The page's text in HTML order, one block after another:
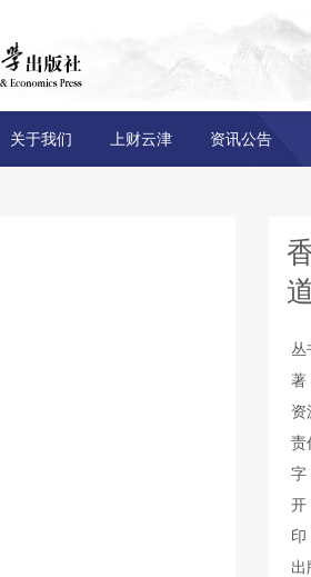
关于我们 上财云津 资讯公告
丛
著
资
责
出